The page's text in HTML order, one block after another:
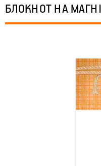
БЛОКНОТ НА